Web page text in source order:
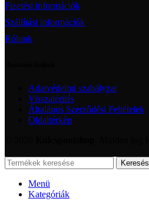
Fizetési információk
Szállítási információk
Rólunk
Adatvédelmi szabályzat
Visszatérítés
Általános Szerződési Feltételek
Oldaltérkép
Keresés
Menü
Kategóriák